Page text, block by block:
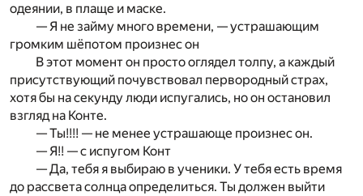
одеянии, в плаще и маске.
— Я не займу много времени, — устрашающим
громким шёпотом произнес он
В этот момент он просто оглядел толпу, а каждый
присутствующий почувствовал первородный страх,
хотя бы на секунду люди испугались, но он остановил
взгляд на Конте.
— Ты!!!! — не менее устрашающе произнес он.
— Я!! — с испугом Конт
— Да, тебя я выбираю в ученики. У тебя есть время
до рассвета солнца определиться. Ты должен выйти